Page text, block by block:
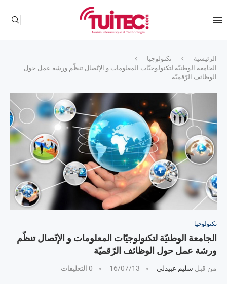
الرئيسية
تكنولوجيا
الجامعة الوطنيّة لتكنولوجيّات المعلومات و الإتّصال تنظّم ورشة عمل حول
الوظائف الرّقميّة
تكنولوجيا
الجامعة الوطنيّة لتكنولوجيّات المعلومات و الإتّصال تنظّم
ورشة عمل حول الوظائف الرّقميّة
من قبل سليم عبيدلي 16/07/13 0 التعليقات